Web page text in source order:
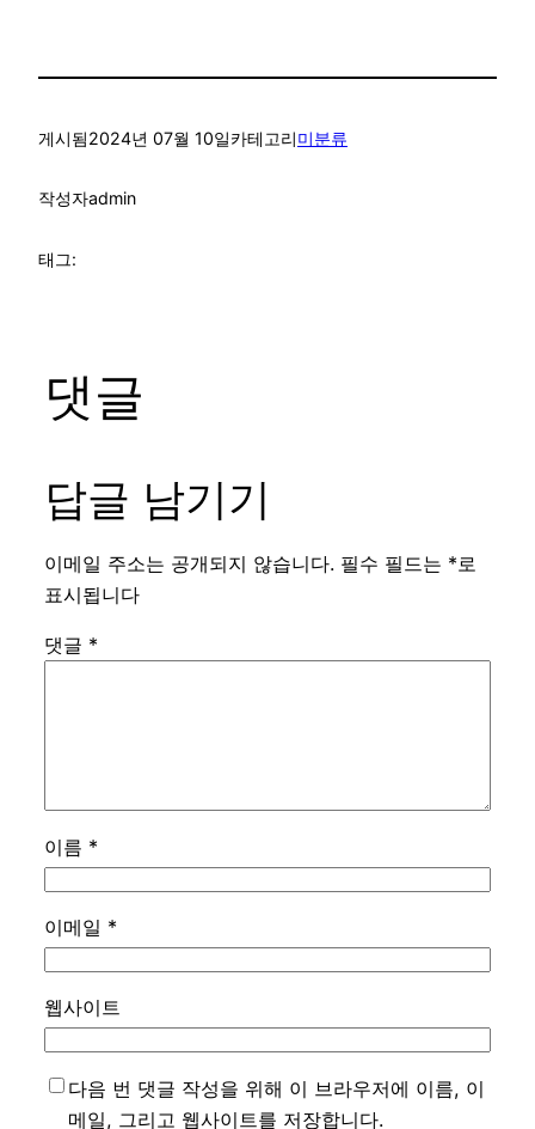
게시됨2024년 07월 10일카테고리미분류
작성자admin
태그:
댓글
답글 남기기
이메일 주소는 공개되지 않습니다. 필수 필드는 *로
표시됩니다
댓글 *
이름 *
이메일 *
웹사이트
다음 번 댓글 작성을 위해 이 브라우저에 이름, 이
메일, 그리고 웹사이트를 저장합니다.